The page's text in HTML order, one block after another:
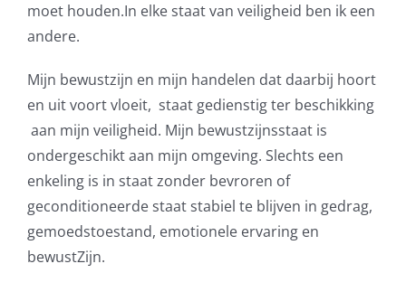
moet houden.In elke staat van veiligheid ben ik een
andere.
Mijn bewustzijn en mijn handelen dat daarbij hoort
en uit voort vloeit, staat gedienstig ter beschikking
aan mijn veiligheid. Mijn bewustzijnsstaat is
ondergeschikt aan mijn omgeving. Slechts een
enkeling is in staat zonder bevroren of
geconditioneerde staat stabiel te blijven in gedrag,
gemoedstoestand, emotionele ervaring en
bewustZijn.